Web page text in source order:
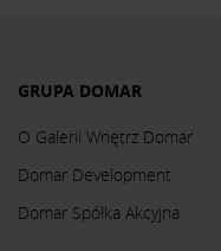
GRUPA DOMAR
O Galerii Wnętrz Domar
Domar Development
Domar Spółka Akcyjna